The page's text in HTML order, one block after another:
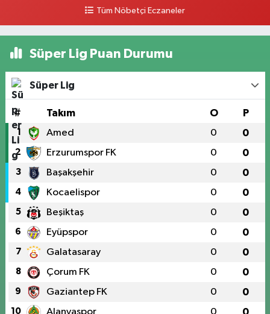
Tüm Nöbetçi Eczaneler
Süper Lig Puan Durumu
Süper Lig
# Takım O P
1 Amed 0 0
2 Erzurumspor FK 0 0
3 Başakşehir 0 0
4 Kocaelispor 0 0
5 Beşiktaş 0 0
6 Eyüpspor 0 0
7 Galatasaray 0 0
8 Çorum FK 0 0
9 Gaziantep FK 0 0
10